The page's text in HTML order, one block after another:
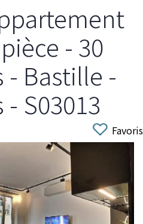
- 30
- Bastille -
- S03013
Favoris